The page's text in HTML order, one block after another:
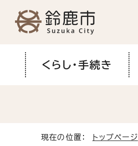
くらし・手続き
現在の位置： トップページ